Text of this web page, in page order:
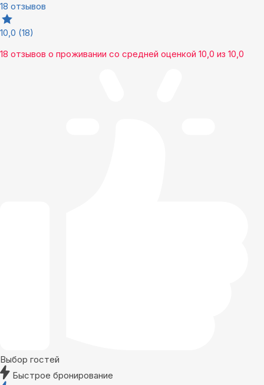
18 отзывов
10,0 (18)
18 отзывов о проживании со средней оценкой 10,0 из 10,0
Выбор гостей
Быстрое бронирование